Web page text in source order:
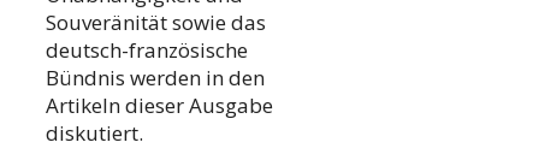
Souveränität sowie das
deutsch-französische
Bündnis werden in den
Artikeln dieser Ausgabe
diskutiert.